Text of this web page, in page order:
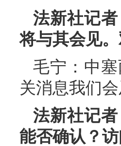
法新社记
将与其会见
毛宁：中
关消息我们会
法新社记
能否确认？